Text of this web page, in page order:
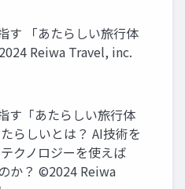
す 「あたらしい旅⾏体
Reiwa Travel, inc.
す「あたらしい旅⾏体
らしいとは？ AI技術を
クノロジーを使えば
か？ ©2024 Reiwa